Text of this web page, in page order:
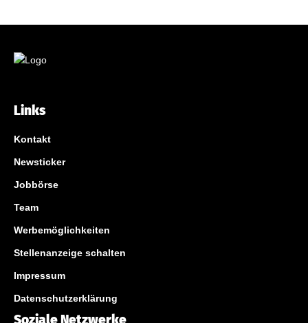
Links
Kontakt
Newsticker
Jobbörse
Team
Werbemöglichkeiten
Stellenanzeige schalten
Impressum
Datenschutzerklärung